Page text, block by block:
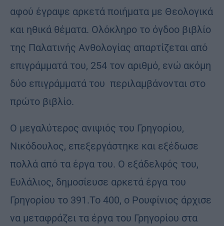
αφού έγραψε αρκετά ποιήματα με Θεολογικά
και ηθικά θέματα. Ολόκληρο το όγδοο βιβλίο
της Παλατινής Ανθολογίας απαρτίζεται από
επιγράμματά του, 254 τον αριθμό, ενώ ακόμη
δύο επιγράμματά του περιλαμβάνονται στο
πρώτο βιβλίο.
Ο μεγαλύτερος ανιψιός του Γρηγορίου,
Νικόδουλος, επεξεργάστηκε και εξέδωσε
πολλά από τα έργα του. Ο εξάδελφός του,
Ευλάλιος, δημοσίευσε αρκετά έργα του
Γρηγορίου το 391.Το 400, ο Ρουφίνιος άρχισε
να μεταφράζει τα έργα του Γρηγορίου στα